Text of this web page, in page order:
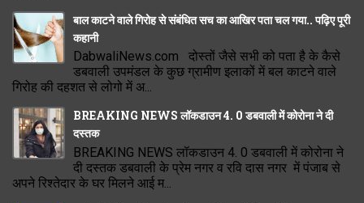
बाल काटने वाले गिरोह से संबंधित सच का आखिर पता चल गया.. पढ़िए पूरी
कहानी
DabwaliNews.com दोस्तों जैसे सभी को पता है के कैसे
डबवाली उपमंडल के कुछ ग्रामीण इलाकों में बल काटने वाले
गिरोह की दहशत से लोगो में अ...
BREAKING NEWS लॉकडाउन 4. 0 डबवाली में कोरोना ने दी
दस्तक
BREAKING NEWS लॉकडाउन 4. 0 डबवाली में कोरोना ने
दी दस्तक डबवाली के प्रेम नगर व रवि दास नगर में पंजाब से
अपने रिश्तेदार के घर मिलने आई म...